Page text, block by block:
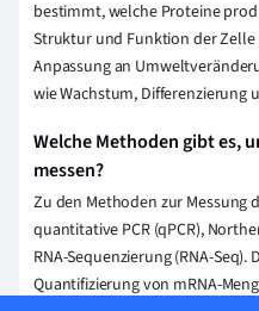
bestimmt, welche Proteine
Struktur und Funktion der
Anpassung an
wie Wachstum, Differenzierung
Welche Methoden gibt es,
messen?
Zu den Methoden zur Messung
quantitative PCR (qPCR),
RNA-Sequenzierung (RNA-
Quantifizierung von mRNA-